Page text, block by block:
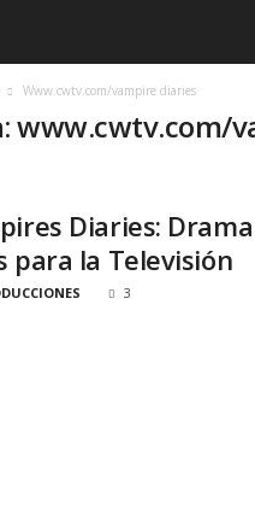
Www.cwtv.com/vampire diaries
www.cwtv.com/
Diaries:
para la Televisión
3